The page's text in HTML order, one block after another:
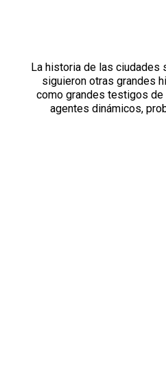
La historia de las ciudades
siguieron otras grandes
como grandes testigos de
agentes dinámicos,